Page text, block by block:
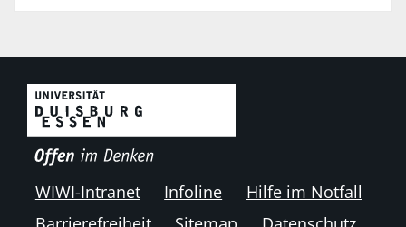
WIWI-Intranet Infoline
Hilfe im Notfall